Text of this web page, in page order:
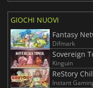
GIOCHI NUOVI
Fantasy
Difmark
Sovereign
Kinguin
ReStory
Instant